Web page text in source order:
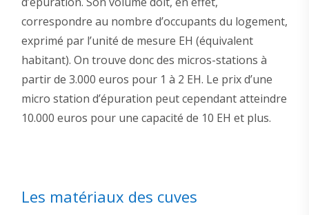
correspondre au nombre d’occupants du logement,
exprimé par l’unité de mesure EH (équivalent
habitant). On trouve donc des micros-stations à
partir de 3.000 euros pour 1 à 2 EH. Le prix d’une
micro station d’épuration peut cependant atteindre
10.000 euros pour une capacité de 10 EH et plus.
Les matériaux des cuves